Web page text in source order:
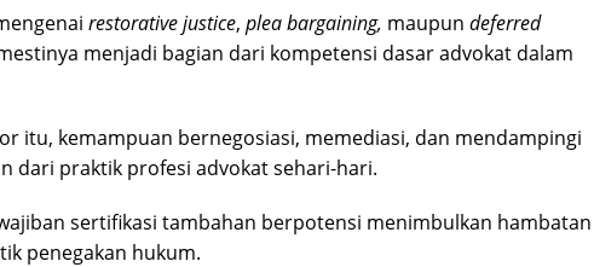
restorativejustice, plea bargaining, maupun deferred
menjadi bagian dari kompetensi dasar advokat dalam
itu, kemampuan bernegosiasi, memediasi, dan mendampingi
dari praktik profesi advokat sehari-hari.
sertifikasi tambahan berpotensi menimbulkan hambatan
penegakan hukum.